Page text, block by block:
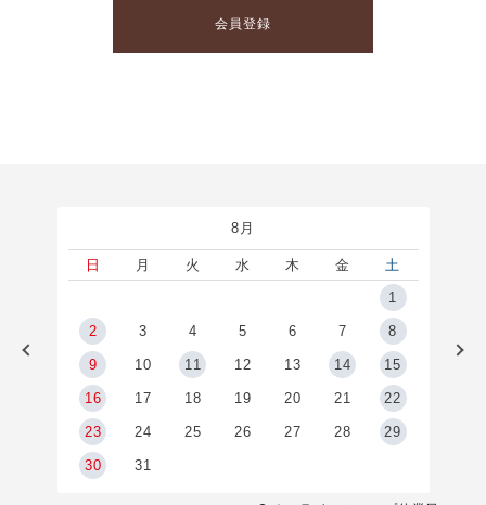
会員登録
8月
日 月 火 水 木 金
土
1
2 3 4 5 6 7 8
9 10 11 12 13 14 15
16 17 18 19 20 21 22
23 24 25 26 27 28 29
30 31